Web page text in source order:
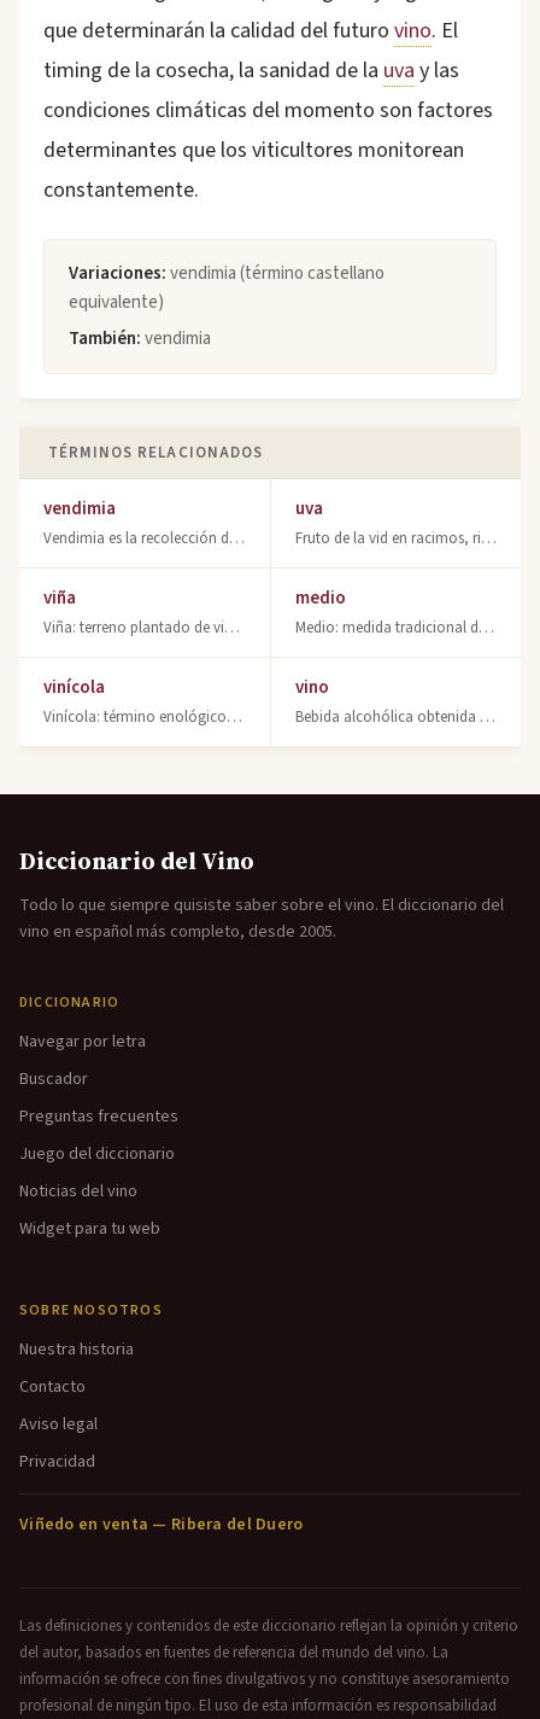
que determinarán la calidad del futuro vino. El
timing de la cosecha, la sanidad de la uva y las
condiciones climáticas del momento son factores
determinantes que los viticultores monitorean
constantemente.
Variaciones:vendimia (término castellano
equivalente)
También:vendimia
TÉRMINOS RELACIONADOS
vendimia
Vendimia es la recolección de uvas en la viña. Aprende cuándo se realiza y su im
uva
Fruto de la vid en racimos, rico en azúcares. Base de la fermentación y elaborac
viña
Viña: terreno plantado de vides. Unidad fundamental de la viticultura moderna y
medio
Medio: medida tradicional de vino en Montilla-Moriles equivalente a 125 cc, serv
vinícola
Vinícola: término enológico relativo al vino y la producción vinícola. Persona q
vino
Bebida alcohólica obtenida por fermentación de uva. Descubre qué es el vino, sus
Diccionario del Vino
Todo lo que siempre quisiste saber sobre el vino. El diccionario del
vino en español más completo, desde 2005.
DICCIONARIO
Navegar por letra
Buscador
Preguntas frecuentes
Juego del diccionario
Noticias del vino
Widget para tu web
SOBRE NOSOTROS
Nuestra historia
Contacto
Aviso legal
Privacidad
Viñedo en venta — Ribera del Duero
Las definiciones y contenidos de este diccionario reflejan la opinión y criterio
del autor, basados en fuentes de referencia del mundo del vino. La
información se ofrece con fines divulgativos y no constituye asesoramiento
profesional de ningún tipo. El uso de esta información es responsabilidad